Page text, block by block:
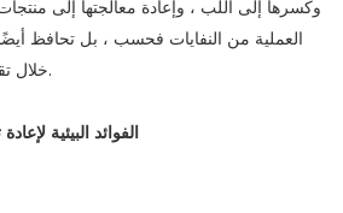
وكسرها إلى اللب ، وإعادة معالجتها إلى
العملية من النفايات فحسب ، بل تحافظ
خلال تقليل الحاجة إلى مواد البكر.
الفوائد البيئية